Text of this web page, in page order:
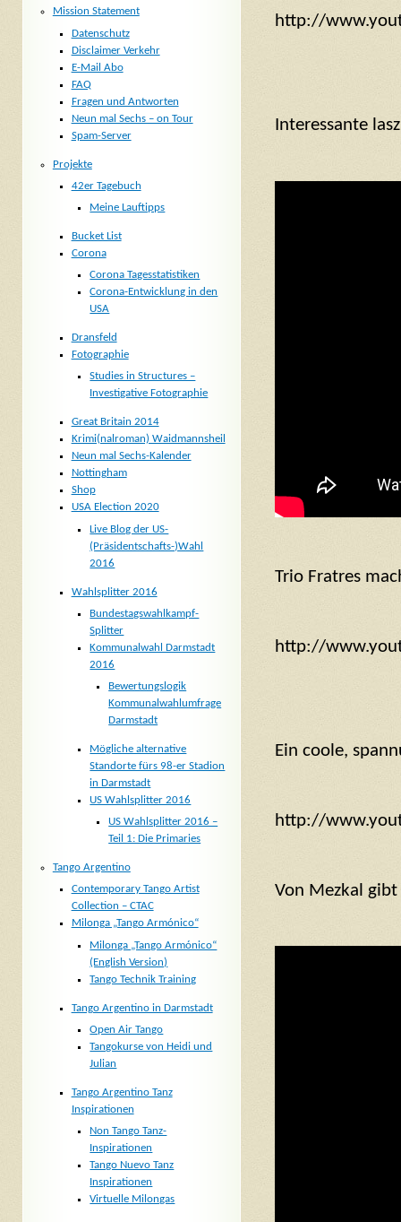
http://
Interessante
Trio Fratres
http://
Ein coole,
http://
Von Mezkal gibt
Mission Statement
Datenschutz
Disclaimer Verkehr
E-Mail Abo
FAQ
Fragen und Antworten
Neun mal Sechs – on Tour
Spam-Server
Projekte
42er Tagebuch
Meine Lauftipps
Bucket List
Corona
Corona Tagesstatistiken
Corona-Entwicklung in den
USA
Dransfeld
Fotographie
Studies in Structures –
Investigative Fotographie
Great Britain 2014
Krimi(nalroman) Waidmannsheil
Neun mal Sechs-Kalender
Nottingham
Shop
USA Election 2020
Live Blog der US-
(Präsidentschafts-)Wahl
2016
Wahlsplitter 2016
Bundestagswahlkampf-
Splitter
Kommunalwahl Darmstadt
2016
Bewertungslogik
Kommunalwahlumfrage
Darmstadt
Mögliche alternative
Standorte fürs 98-er Stadion
in Darmstadt
US Wahlsplitter 2016
US Wahlsplitter 2016 –
Teil 1: Die Primaries
Tango Argentino
Contemporary Tango Artist
Collection – CTAC
Milonga „Tango Armónico“
Milonga „Tango Armónico“
(English Version)
Tango Technik Training
Tango Argentino in Darmstadt
Open Air Tango
Tangokurse von Heidi und
Julian
Tango Argentino Tanz
Inspirationen
Non Tango Tanz-
Inspirationen
Tango Nuevo Tanz
Inspirationen
Virtuelle Milongas